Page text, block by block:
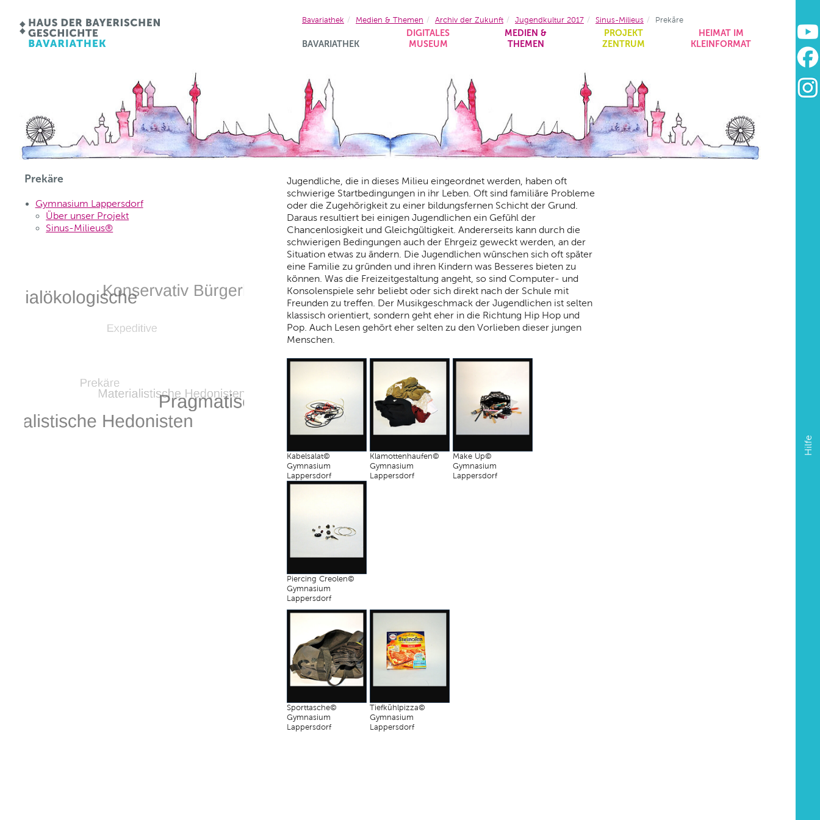
BAVARIATHEK
DIGITALES
MUSEUM
MEDIEN &
THEMEN
PROJEKT
ZENTRUM
HEIMAT IM
KLEINFORMAT
Hilfe
Bavariathek Medien & Themen Archiv der Zukunft Jugendkultur 2017 Sinus-Milieus Prekäre
Prekäre
Gymnasium Lappersdorf
Über unser Projekt
Sinus-Milieus®
Jugendliche, die in dieses Milieu eingeordnet werden, haben oft
schwierige Startbedingungen in ihr Leben. Oft sind familiäre Probleme
oder die Zugehörigkeit zu einer bildungsfernen Schicht der Grund.
Daraus resultiert bei einigen Jugendlichen ein Gefühl der
Chancenlosigkeit und Gleichgültigkeit. Andererseits kann durch die
schwierigen Bedingungen auch der Ehrgeiz geweckt werden, an der
Situation etwas zu ändern. Die Jugendlichen wünschen sich oft später
eine Familie zu gründen und ihren Kindern was Besseres bieten zu
können. Was die Freizeitgestaltung angeht, so sind Computer- und
Konsolenspiele sehr beliebt oder sich direkt nach der Schule mit
Freunden zu treffen. Der Musikgeschmack der Jugendlichen ist selten
klassisch orientiert, sondern geht eher in die Richtung Hip Hop und
Pop. Auch Lesen gehört eher selten zu den Vorlieben dieser jungen
Menschen.
Kabelsalat©
Gymnasium
Lappersdorf
Klamottenhaufen©
Gymnasium
Lappersdorf
Make Up©
Gymnasium
Lappersdorf
Piercing Creolen©
Gymnasium
Lappersdorf
Sporttasche©
Gymnasium
Lappersdorf
Tiefkühlpizza©
Gymnasium
Lappersdorf